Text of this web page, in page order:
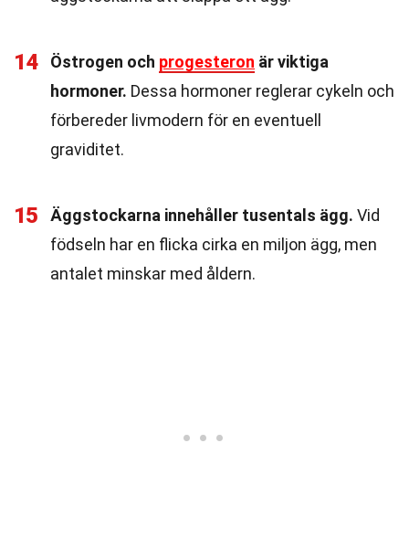
14 Östrogen och progesteron är viktiga
hormoner. Dessa hormoner reglerar cykeln och
förbereder livmodern för en eventuell
graviditet.
15 Äggstockarna innehåller tusentals ägg. Vid
födseln har en flicka cirka en miljon ägg, men
antalet minskar med åldern.